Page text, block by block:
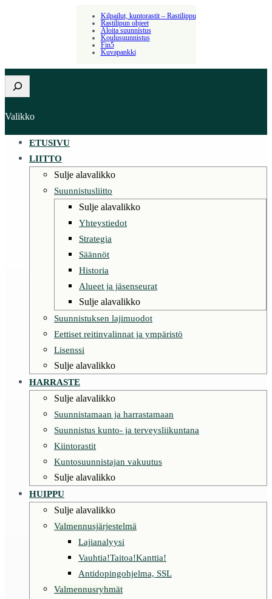
Kilpailut, kuntorastit – Rastilippu
Rastilipun ohjeet
Aloita suunnistus
Koulusuunnistus
Fin5
Kuvapankki
Etsi
Valikko
ETUSIVU
LIITTO
Sulje alavalikko
Suunnistusliitto
Sulje alavalikko
Yhteystiedot
Strategia
Säännöt
Historia
Alueet ja jäsenseurat
Sulje alavalikko
Suunnistuksen lajimuodot
Eettiset reitinvalinnat ja ympäristö
Lisenssi
Sulje alavalikko
HARRASTE
Sulje alavalikko
Suunnistamaan ja harrastamaan
Suunnistus kunto- ja terveysliikuntana
Kiintorastit
Kuntosuunnistajan vakuutus
Sulje alavalikko
HUIPPU
Sulje alavalikko
Valmennusjärjestelmä
Lajianalyysi
Vauhtia!Taitoa!Kanttia!
Antidopingohjelma, SSL
Valmennusryhmät